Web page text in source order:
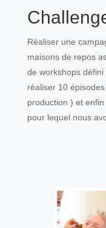
Réaliser une
maisons de repos
de workshops défini
réaliser 10
production ) et
pour lequel nous